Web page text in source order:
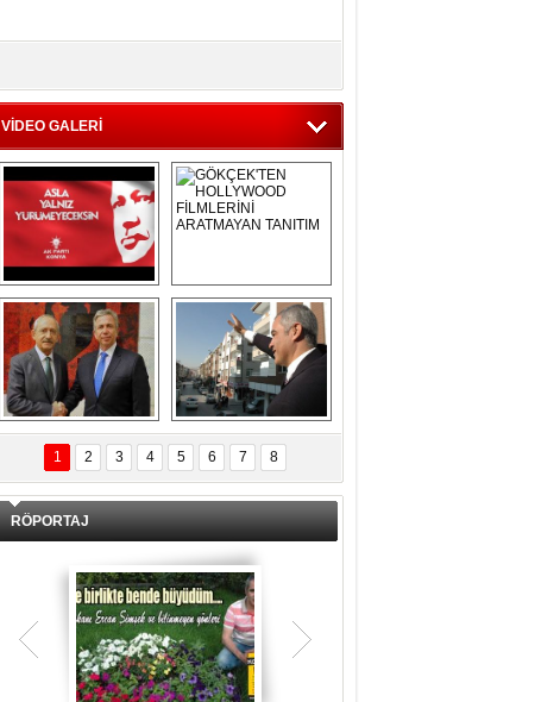
VİDEO GALERİ
Asla Yalnız
Yürümeyeceksin
Uzun Adam
GÖKÇEK'TEN
HOLLYWOOD
FİLMLERİNİ
ARATMAYAN
TANITIM
DAL İÇERİ ZÜBÜK!
ERCAN ŞİMŞEK
GÖLBAŞI'NDA
KASIRGA ETKİSİ
YARATTI !
1 2 3 4 5 6 7 8
RÖPORTAJ
Teşrik tekbiri nedir? Ne anlama gelir?